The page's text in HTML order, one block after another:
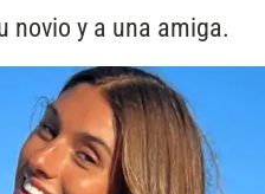
novio y a una amiga.